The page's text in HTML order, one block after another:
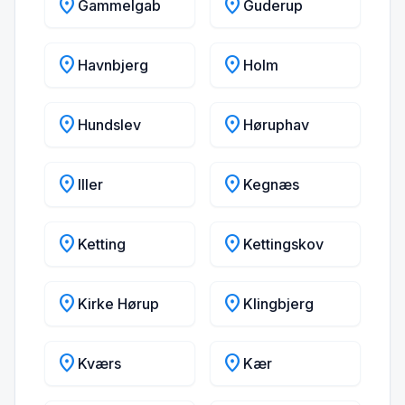
location_on Gammelgab location_on Guderup
location_on Havnbjerg location_on Holm
location_on Hundslev location_on Høruphav
location_on Iller location_on Kegnæs
location_on Ketting location_on Kettingskov
location_on Kirke Hørup location_on Klingbjerg
location_on Kværs location_on Kær